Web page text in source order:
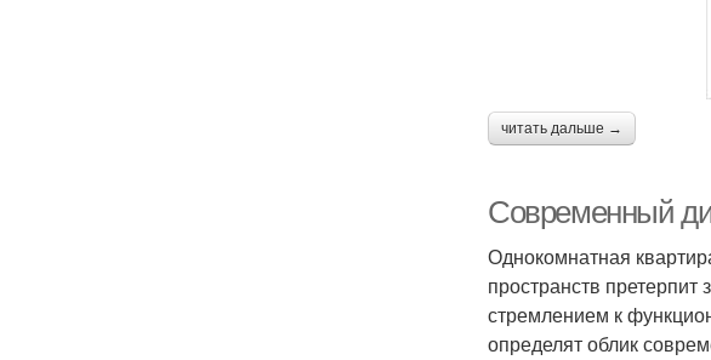
читать дальше →
Современный
Однокомнатная
пространств
стремлением к
определят облик